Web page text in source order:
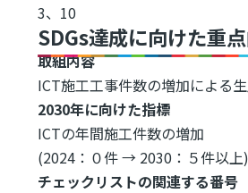
3、10
SDGs達成に向けた重
取組内容
ICT施工工事件数の増加による
2030年に向けた指標
ICTの年間施工件数の増加
(2024：０件 → 2030：５件以上)
チェックリストの関連する番号